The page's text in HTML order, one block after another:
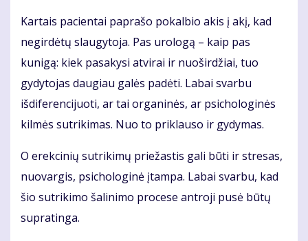
Kartais pacientai paprašo pokalbio akis į akį, kad
negirdėtų slaugytoja. Pas urologą – kaip pas
kunigą: kiek pasakysi atvirai ir nuoširdžiai, tuo
gydytojas daugiau galės padėti. Labai svarbu
išdiferencijuoti, ar tai organinės, ar psichologinės
kilmės sutrikimas. Nuo to priklauso ir gydymas.
O erekcinių sutrikimų priežastis gali būti ir stresas,
nuovargis, psichologinė įtampa. Labai svarbu, kad
šio sutrikimo šalinimo procese antroji pusė būtų
supratinga.